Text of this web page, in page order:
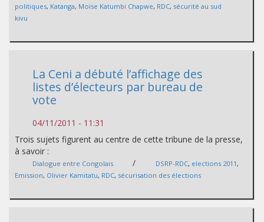
politiques, Katanga, Moïse Katumbi Chapwe, RDC, sécurité au sud
kivu
La Ceni a débuté l’affichage des
listes d’électeurs par bureau de
vote
04/11/2011 - 11:31
Trois sujets figurent au centre de cette tribune de la presse,
à savoir :
Dialogue entre Congolais / DSRP-RDC, elections 2011,
Emission, Olivier Kamitatu, RDC, sécurisation des élections